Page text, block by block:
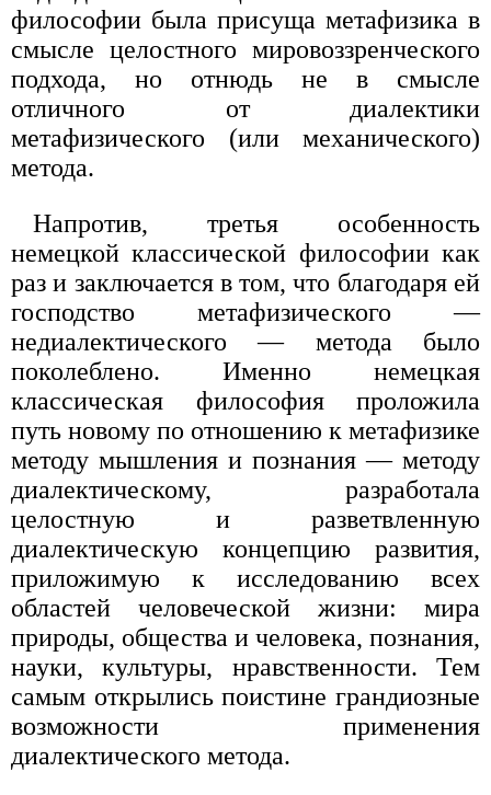
философии была присуща метафизика в
смысле целостного мировоззренческого
подхода, но отнюдь не в смысле
отличного от диалектики
метафизического (или механического)
метода.
Напротив, третья особенность
немецкой классической философии как
раз и заключается в том, что благодаря ей
господство метафизического —
недиалектического — метода было
поколеблено. Именно немецкая
классическая философия проложила
путь новому по отношению к метафизике
методу мышления и познания — методу
диалектическому, разработала
целостную и разветвленную
диалектическую концепцию развития,
приложимую к исследованию всех
областей человеческой жизни: мира
природы, общества и человека, познания,
науки, культуры, нравственности. Тем
самым открылись поистине грандиозные
возможности применения
диалектического метода.